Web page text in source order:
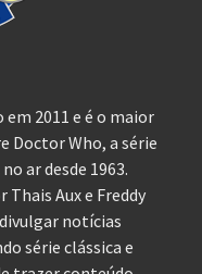
2011 e é o maior
Doctor Who, a série
ar desde 1963.
Thais Aux e Freddy
notícias
série clássica e